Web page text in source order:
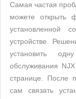
Самая частая
можете открыть
установленной
устройстве.
установить
обслуживания
странице. После
сам связать